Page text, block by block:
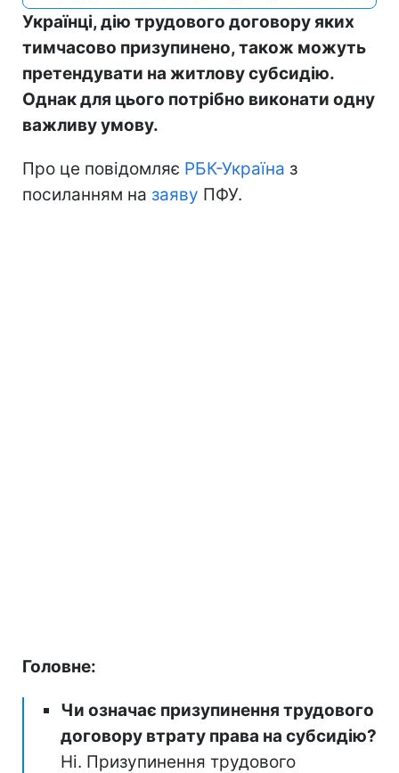
Українці, дію трудового договору яких
тимчасово призупинено, також можуть
претендувати на житлову субсидію.
Однак для цього потрібно виконати одну
важливу умову.
Про це повідомляє РБК-Україна з
посиланням на заяву ПФУ.
Головне:
Чи означає призупинення трудового
договору втрату права на субсидію?
Ні. Призупинення трудового